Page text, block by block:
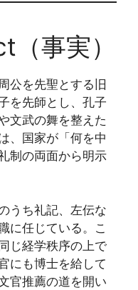
事実）
公を先聖とする旧
を先師とし、孔子
文武の舞を整えた
、国家が「何を中
制の両面から明示
うち礼記、左伝な
に任じている。こ
じ経学秩序の上で
にも博士を給して
官推薦の道を開い